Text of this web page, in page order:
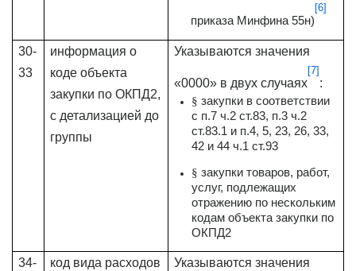
приказа Минфина 55н)
[6]
30-
33
информация о
коде объекта
закупки по ОКПД2,
с детализацией до
группы
Указываются значения
«0000» в двух случаях
[7]
:
§закупки в соответствии
с п.7 ч.2 ст.83, п.3 ч.2
ст.83.1 и п.4, 5, 23, 26, 33,
42 и 44 ч.1 ст.93
§закупки товаров, работ,
услуг, подлежащих
отражению по нескольким
кодам объекта закупки по
ОКПД2
34-
код вида расходов Указываются значения